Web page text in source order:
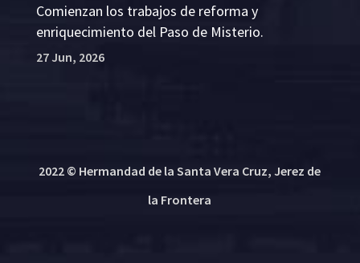
Comienzan los trabajos de reforma y
enriquecimiento del Paso de Misterio.
27 Jun, 2026
2022 © Hermandad de la Santa Vera Cruz, Jerez de
la Frontera